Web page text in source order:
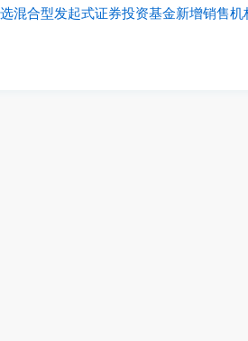
混合型发起式证券投资基金新增销售机